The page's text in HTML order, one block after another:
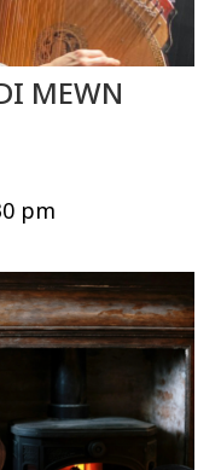
MEWN
pm